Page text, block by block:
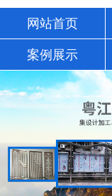
网站首页
案例展示